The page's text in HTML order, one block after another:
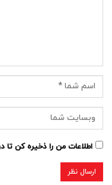
اطلاعات من را ذخیره کن تا